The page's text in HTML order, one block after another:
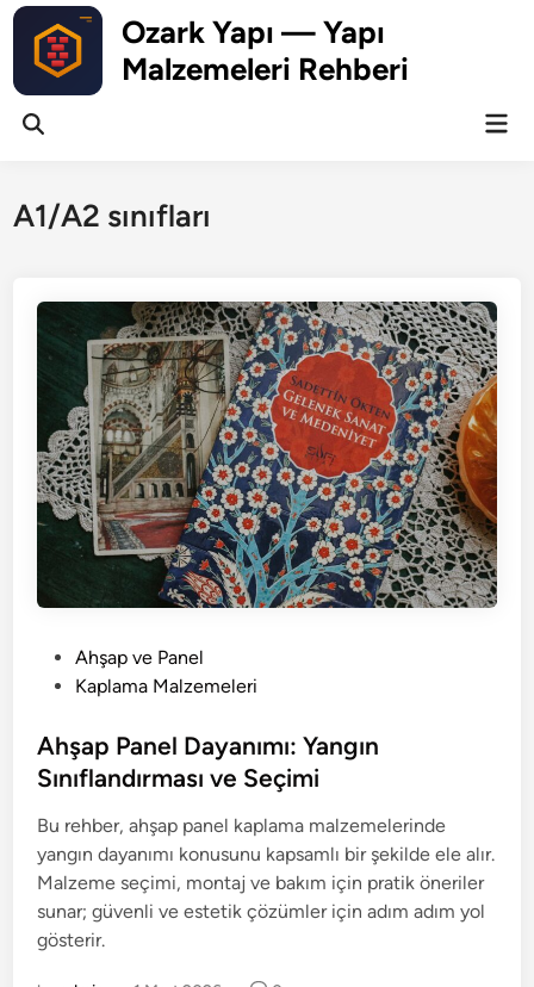
Skip
content
Ozark Yapı — Yapı
Malzemeleri Rehberi
Open
A1/A2 sınıfları
t
e
i
n
Ahşap ve Panel
Kaplama Malzemeleri
Ahşap Panel Dayanımı: Yangın
Sınıflandırması ve Seçimi
Bu rehber, ahşap panel kaplama malzemelerinde
yangın dayanımı konusunu kapsamlı bir şekilde ele alır.
Malzeme seçimi, montaj ve bakım için pratik öneriler
sunar; güvenli ve estetik çözümler için adım adım yol
gösterir.